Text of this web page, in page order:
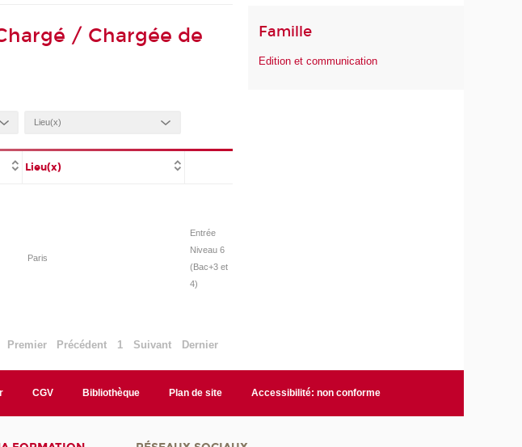
/ Chargée de
Lieu(x)
Paris
Entrée
Niveau 6
(Bac+3 et
4)
Premier Précédent 1 Suivant Dernier
Famille
Edition et communication
CGV Bibliothèque Plan de site Accessibilité: non conforme